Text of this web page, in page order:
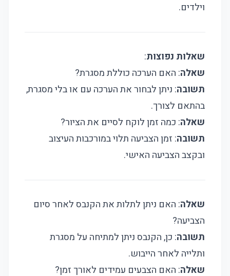
וילדים.
שאלות נפוצות:
שאלה: האם הערכה כוללת מסגרת?
תשובה: ניתן לבחור את הערכה עם או בלי מסגרת,
בהתאם לצורך.
שאלה: כמה זמן לוקח לסיים את הציור?
תשובה: זמן הצביעה תלוי במורכבות העיצוב
ובקצב הצביעה האישי.
שאלה: האם ניתן לתלות את הקנבס לאחר סיום
הצביעה?
תשובה: כן, הקנבס ניתן למתיחה על מסגרת
ותלייה לאחר הייבוש.
שאלה: האם הצבעים עמידים לאורך זמן?